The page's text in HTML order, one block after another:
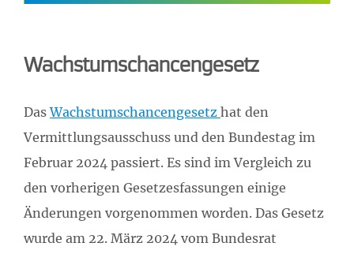
Wachstumschancengesetz
DasWachstumschancengesetz hat den
Vermittlungsausschuss und den Bundestag im
Februar 2024 passiert. Es sind im Vergleich zu
den vorherigen Gesetzesfassungen einige
Änderungen vorgenommen worden. Das Gesetz
wurde am 22. März 2024 vom Bundesrat